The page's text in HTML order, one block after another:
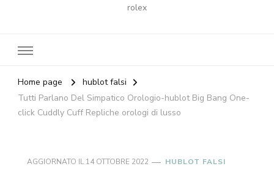
rolex
Home page
hublot falsi
Tutti Parlano Del Simpatico Orologio-hublot Big Bang One-
click Cuddly Cuff Repliche orologi di lusso
AGGIORNATO IL14 OTTOBRE 2022 HUBLOT FALSI